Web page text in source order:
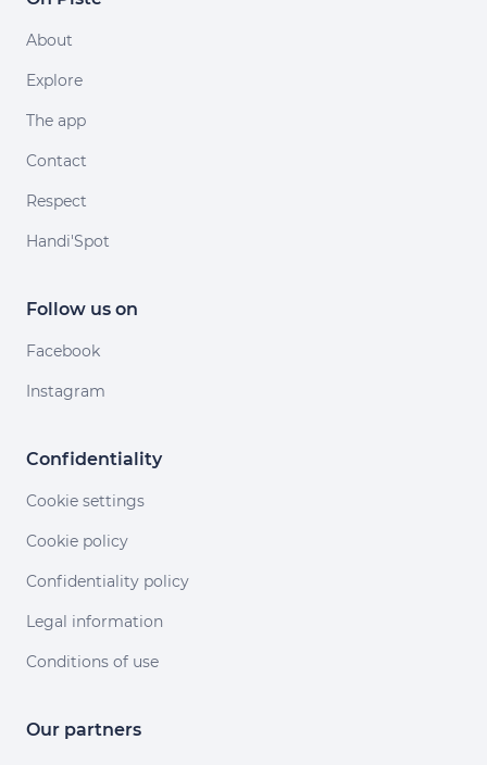
About
Explore
The app
Contact
Respect
Handi'Spot
Follow us on
Facebook
Instagram
Confidentiality
Cookie settings
Cookie policy
Confidentiality policy
Legal information
Conditions of use
Our partners